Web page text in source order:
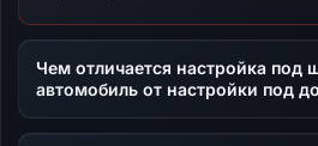
Чем отличается настройка под
автомобиль от настройки под